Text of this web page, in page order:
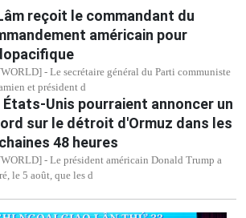
reçoit le commandant du
américain pour
- Le secrétaire général du Parti communiste
et président d
États-Unis pourraient annoncer un
sur le détroit d'Ormuz dans les
48 heures
- Le président américain Donald Trump a
le 5 août, que les d